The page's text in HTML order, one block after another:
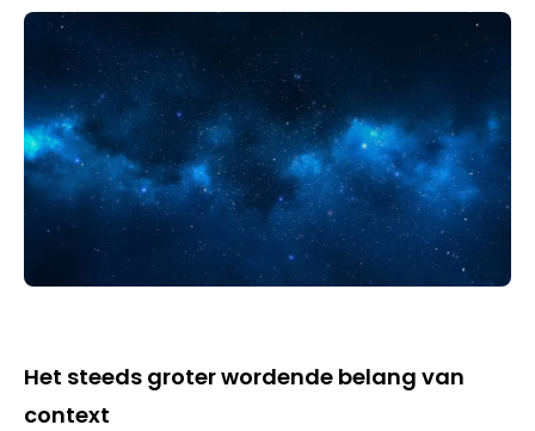
Het steeds groter wordende belang van
context